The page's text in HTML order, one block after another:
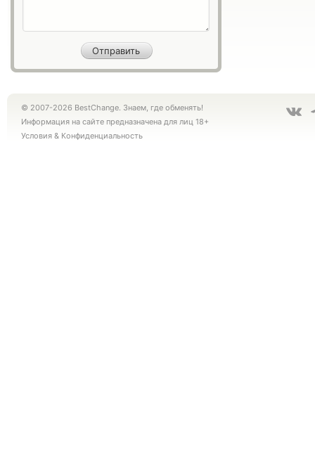
© 2007-2026 BestChange. Знаем, где обменять!
Информация на сайте предназначена для лиц 18+
Условия & Конфиденциальность